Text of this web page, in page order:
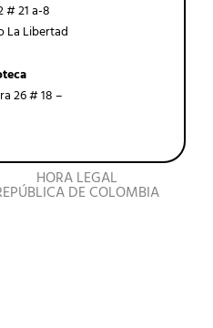
# 21 a-8
La Libertad
26 # 18 –
HORA LEGAL
DE COLOMBIA